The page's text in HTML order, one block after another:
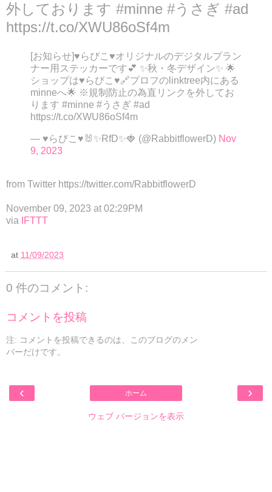
外しております #minne #うさぎ #ad
https://t.co/XWU86oSf4m
[お知らせ]♥らびこ♥オリジナルのデジタルプラン
ナー用ステッカーです💕 ✨秋・冬デザイン✨ 🌟
ショップは♥らびこ♥🔗プロフのlinktree内にある
minneへ🌟 ※規制防止の為直リンクを外してお
ります #minne #うさぎ #ad
https://t.co/XWU86oSf4m
— ♥らびこ♥🐰✨RfD✨🍓 (@RabbitflowerD) Nov
9, 2023
from Twitter https://twitter.com/RabbitflowerD
November 09, 2023 at 02:29PM
via IFTTT
at 11/09/2023
0 件のコメント:
コメントを投稿
注: コメントを投稿できるのは、このブログのメン
バーだけです。
‹ ›
ホーム
ウェブ バージョンを表示